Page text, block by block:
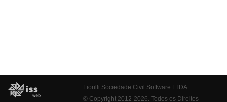
Fiorilli Sociedade Civil Software LTDA
© Copyright 2012-2026. Todos os Direitos